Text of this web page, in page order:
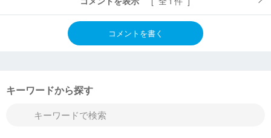
コメントを書く
キーワードから探す